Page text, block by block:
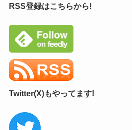
RSS登録はこちらから!
Twitter(X)もやってます!